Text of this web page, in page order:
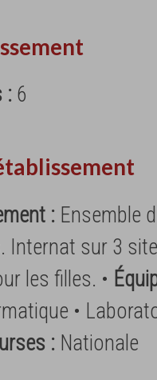
: 6
: Ensemble
Internat sur 3
les filles. •
•
: Nationale